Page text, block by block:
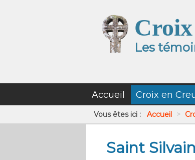
Croix
Les
Accueil Croix en
Vous êtes ici : Accueil >
Saint